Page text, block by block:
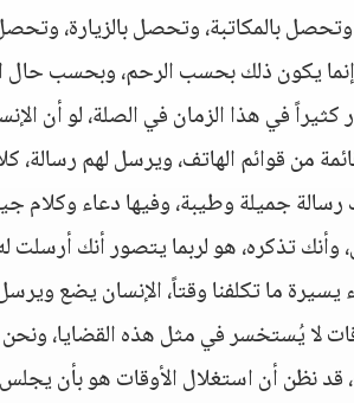
بالمكاتبة، وتحصل بالزيارة،
يكون ذلك بحسب الرحم، وبحسب حال
في هذا الزمان في الصلة، لو أن
من قوائم الهاتف، ويرسل لهم
رسالة جميلة وطيبة، وفيها دعاء وكلام
وأنك تذكره، هو لربما يتصور أنك
يسيرة ما تكلفنا وقتاً، الإنسان يضع
لا يُستخسر في مثل هذه القضايا، ونحن
قد نظن أن استغلال الأوقات هو بأن